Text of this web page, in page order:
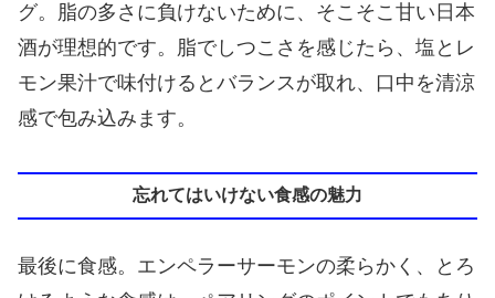
グ。脂の多さに負けないために、そこそこ甘い日本
酒が理想的です。脂でしつこさを感じたら、塩とレ
モン果汁で味付けるとバランスが取れ、口中を清涼
感で包み込みます。
忘れてはいけない食感の魅力
最後に食感。エンペラーサーモンの柔らかく、とろ